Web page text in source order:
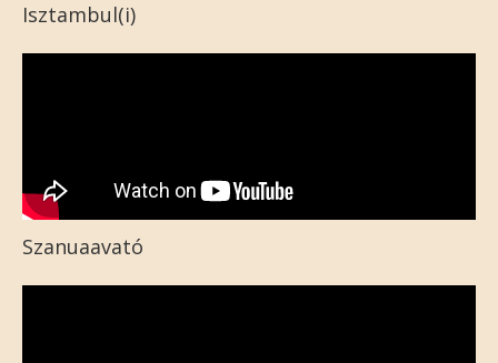
Isztambul(i)
Szanuaavató